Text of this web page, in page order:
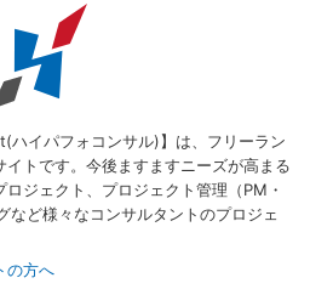
イパフォコンサル)】は、フリーラン
トです。今後ますますニーズが高まる
ジェクト、プロジェクト管理（PM・
など様々なコンサルタントのプロジェ
の方へ